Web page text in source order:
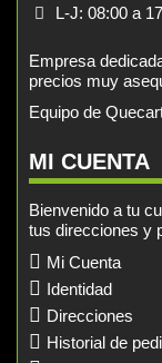
L-J: 08:00 a
Empresa
precios muy
Equipo de
MI CUENTA
Bienvenido a tu
tus direcciones y
Mi Cuenta
Identidad
Direcciones
Historial de